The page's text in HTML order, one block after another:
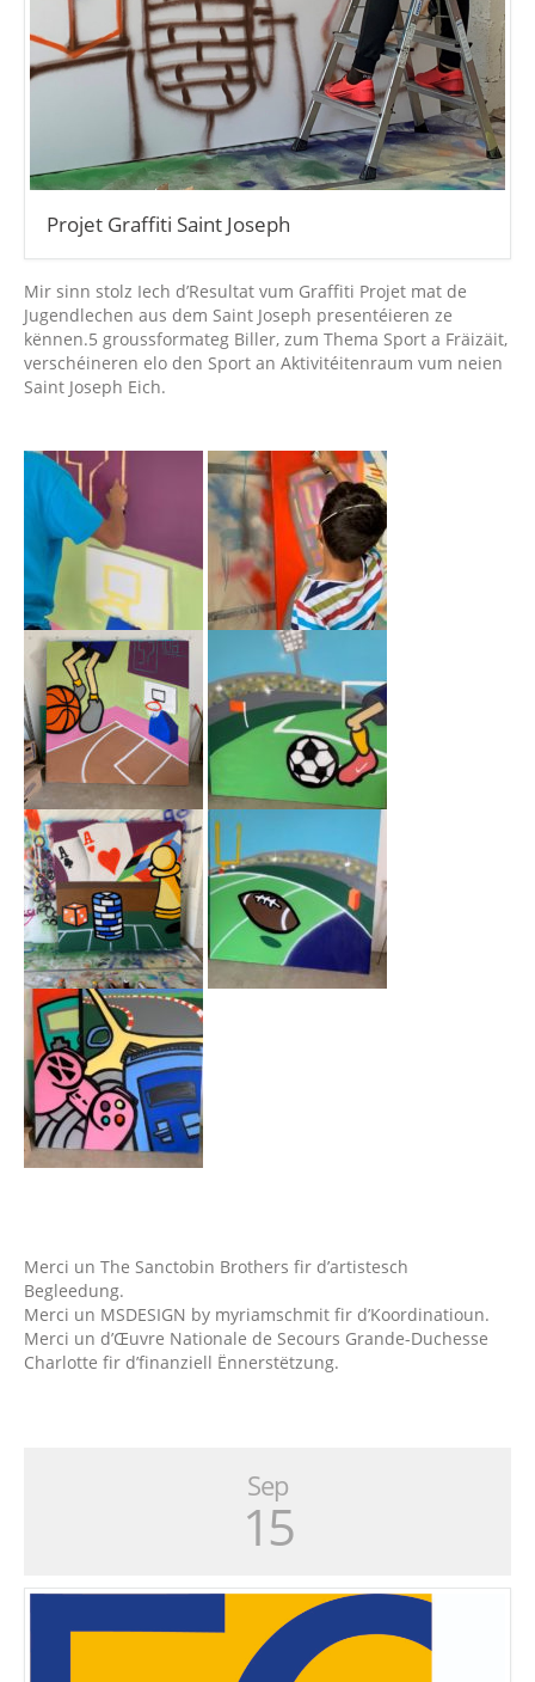
Projet Graffiti Saint Joseph
Mir sinn stolz Iech d’Resultat vum Graffiti Projet mat de
Jugendlechen aus dem Saint Joseph presentéieren ze
kënnen.5 groussformateg Biller, zum Thema Sport a Fräizäit,
verschéineren elo den Sport an Aktivitéitenraum vum neien
Saint Joseph Eich.
Merci un The Sanctobin Brothers fir d’artistesch
Begleedung.
Merci un MSDESIGN by myriamschmit fir d’Koordinatioun.
Merci un d’Œuvre Nationale de Secours Grande-Duchesse
Charlotte fir d’finanziell Ënnerstëtzung.
Sep
15